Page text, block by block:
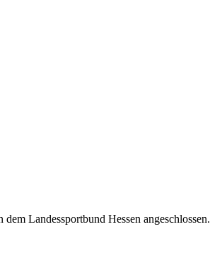
Landessportbund Hessen angeschlossen.